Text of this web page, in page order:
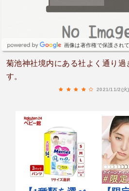
画像は著作権で保護され
菊池神社境内にある社よく通り過
す。
2021/11/2(火)